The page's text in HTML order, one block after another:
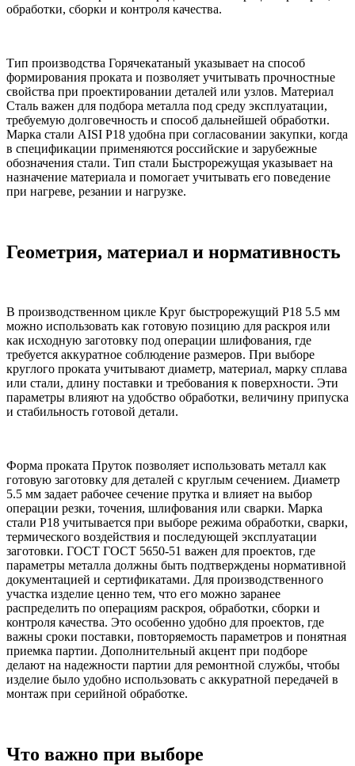
обработки, сборки и контроля качества.
Тип производства Горячекатаный указывает на способ
формирования проката и позволяет учитывать прочностные
свойства при проектировании деталей или узлов. Материал
Сталь важен для подбора металла под среду эксплуатации,
требуемую долговечность и способ дальнейшей обработки.
Марка стали AISI Р18 удобна при согласовании закупки, когда
в спецификации применяются российские и зарубежные
обозначения стали. Тип стали Быстрорежущая указывает на
назначение материала и помогает учитывать его поведение
при нагреве, резании и нагрузке.
Геометрия, материал и нормативность
В производственном цикле Круг быстрорежущий Р18 5.5 мм
можно использовать как готовую позицию для раскроя или
как исходную заготовку под операции шлифования, где
требуется аккуратное соблюдение размеров. При выборе
круглого проката учитывают диаметр, материал, марку сплава
или стали, длину поставки и требования к поверхности. Эти
параметры влияют на удобство обработки, величину припуска
и стабильность готовой детали.
Форма проката Пруток позволяет использовать металл как
готовую заготовку для деталей с круглым сечением. Диаметр
5.5 мм задает рабочее сечение прутка и влияет на выбор
операции резки, точения, шлифования или сварки. Марка
стали Р18 учитывается при выборе режима обработки, сварки,
термического воздействия и последующей эксплуатации
заготовки. ГОСТ ГОСТ 5650-51 важен для проектов, где
параметры металла должны быть подтверждены нормативной
документацией и сертификатами. Для производственного
участка изделие ценно тем, что его можно заранее
распределить по операциям раскроя, обработки, сборки и
контроля качества. Это особенно удобно для проектов, где
важны сроки поставки, повторяемость параметров и понятная
приемка партии. Дополнительный акцент при подборе
делают на надежности партии для ремонтной службы, чтобы
изделие было удобно использовать с аккуратной передачей в
монтаж при серийной обработке.
Что важно при выборе